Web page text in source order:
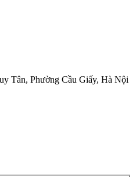
Tân, Phường Cầu Giấy, Hà Nội